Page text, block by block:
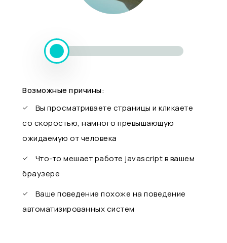
Возможные причины:
Вы просматриваете страницы и кликаете
со скоростью, намного превышающую
ожидаемую от человека
Что-то мешает работе javascript в вашем
браузере
Ваше поведение похоже на поведение
автоматизированных систем